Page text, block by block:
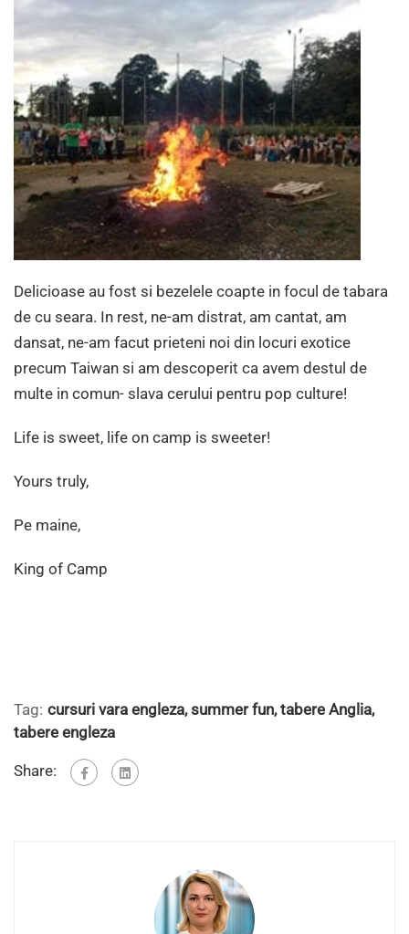
Delicioase au fost si bezelele coapte in focul de tabara
de cu seara. In rest, ne-am distrat, am cantat, am
dansat, ne-am facut prieteni noi din locuri exotice
precum Taiwan si am descoperit ca avem destul de
multe in comun- slava cerului pentru pop culture!
Life is sweet, life on camp is sweeter!
Yours truly,
Pe maine,
King of Camp
Tag: cursuri vara engleza,summer fun,tabere Anglia,
tabere engleza
Share: